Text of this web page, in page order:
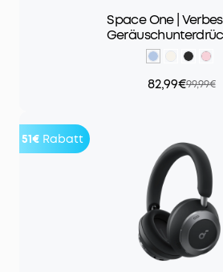
Space One |
82,99€99,99€
51€ Rabatt